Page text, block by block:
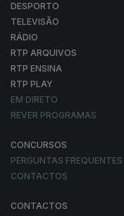
DESPORTO
TELEVISÃO
RÁDIO
RTP ARQUIVOS
RTP ENSINA
RTP PLAY
EM DIRETO
REVER PROGRAMAS
CONCURSOS
PERGUNTAS FREQUENTES
CONTACTOS
CONTACTOS